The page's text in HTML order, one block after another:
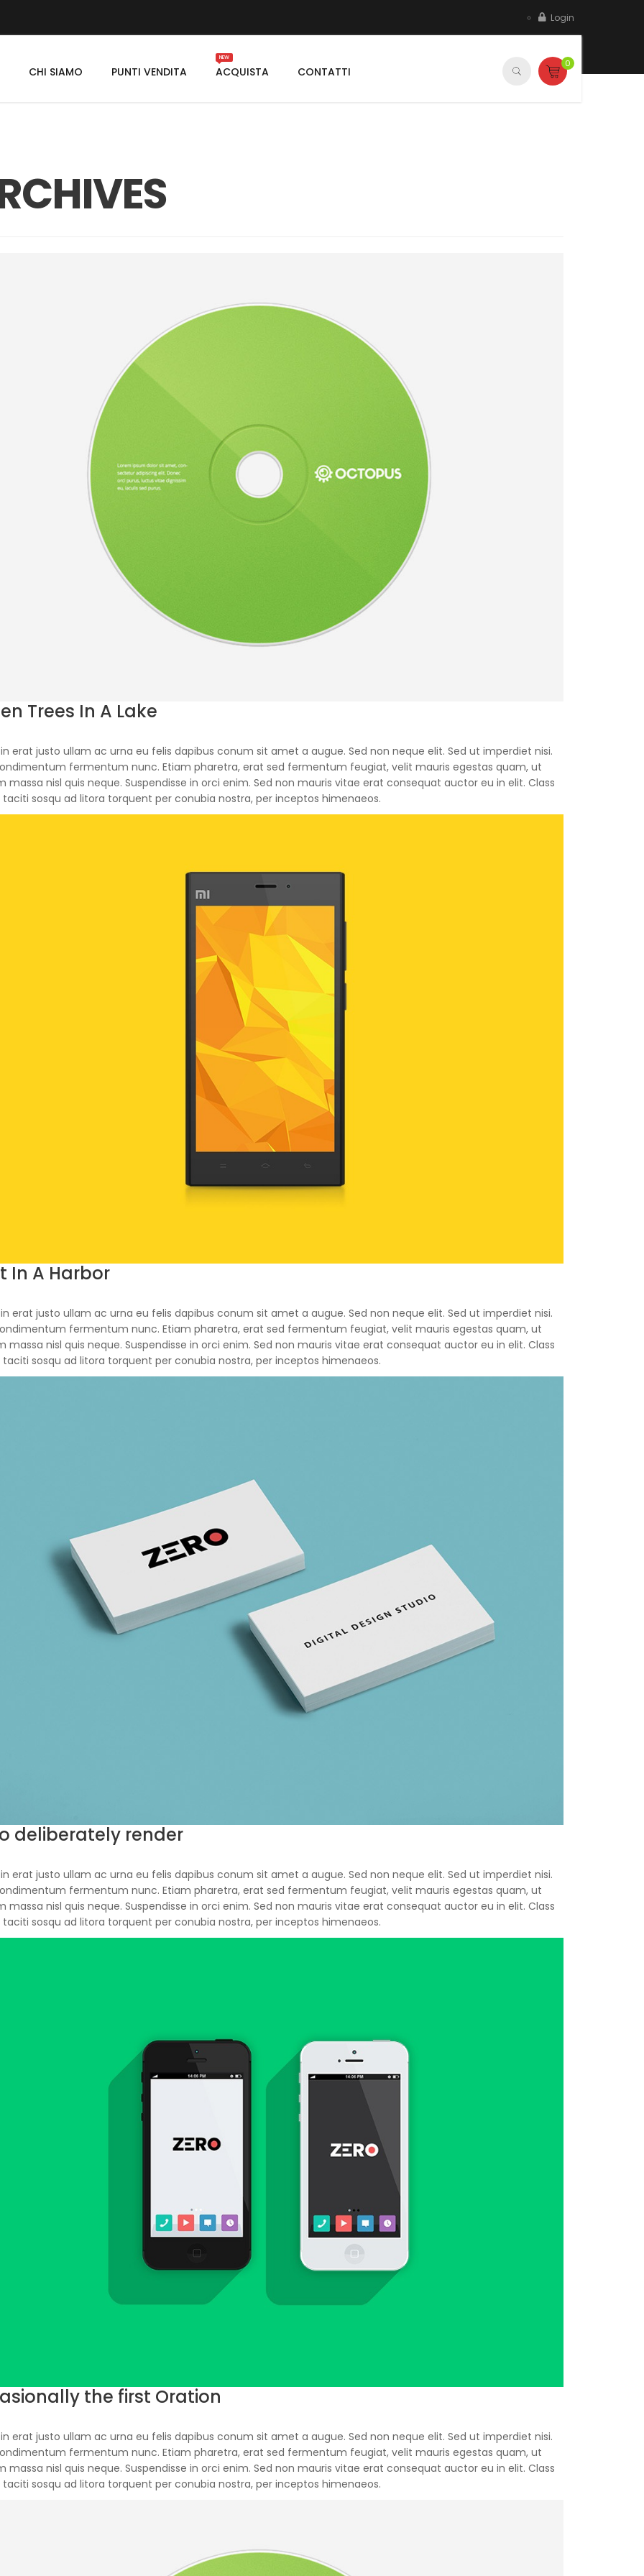
Login
CHI SIAMO PUNTI VENDITA ACQUISTA
NEW
CONTATTI
0
Trees In A Lake
erat justo ullam ac urna eu felis dapibus conum sit amet a augue. Sed non neque elit. Sed ut imperdiet nisi.
fermentum nunc. Etiam pharetra, erat sed fermentum feugiat, velit mauris egestas quam, ut
massa nisl quis neque. Suspendisse in orci enim. Sed non mauris vitae erat consequat auctor eu in elit. Class
sosqu ad litora torquent per conubia nostra, per inceptos himenaeos.
In A Harbor
erat justo ullam ac urna eu felis dapibus conum sit amet a augue. Sed non neque elit. Sed ut imperdiet nisi.
fermentum nunc. Etiam pharetra, erat sed fermentum feugiat, velit mauris egestas quam, ut
massa nisl quis neque. Suspendisse in orci enim. Sed non mauris vitae erat consequat auctor eu in elit. Class
sosqu ad litora torquent per conubia nostra, per inceptos himenaeos.
deliberately render
erat justo ullam ac urna eu felis dapibus conum sit amet a augue. Sed non neque elit. Sed ut imperdiet nisi.
fermentum nunc. Etiam pharetra, erat sed fermentum feugiat, velit mauris egestas quam, ut
massa nisl quis neque. Suspendisse in orci enim. Sed non mauris vitae erat consequat auctor eu in elit. Class
sosqu ad litora torquent per conubia nostra, per inceptos himenaeos.
the first Oration
erat justo ullam ac urna eu felis dapibus conum sit amet a augue. Sed non neque elit. Sed ut imperdiet nisi.
fermentum nunc. Etiam pharetra, erat sed fermentum feugiat, velit mauris egestas quam, ut
massa nisl quis neque. Suspendisse in orci enim. Sed non mauris vitae erat consequat auctor eu in elit. Class
sosqu ad litora torquent per conubia nostra, per inceptos himenaeos.